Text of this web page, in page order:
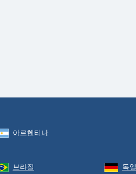
아르헨티나
브라질 독일